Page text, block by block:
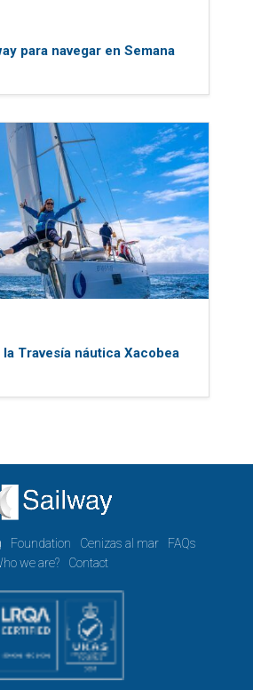
para navegar en Semana
Travesía náutica Xacobea
Foundation Cenizas al mar
FAQs
we are?
Contact